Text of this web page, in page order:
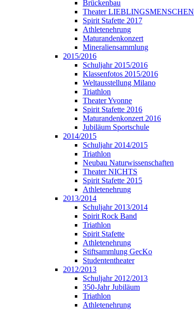
Brückenbau
Theater LIEBLINGSMENSCHEN
Spirit Stafette 2017
Athletenehrung
Maturandenkonzert
Mineraliensammlung
2015/2016
Schuljahr 2015/2016
Klassenfotos 2015/2016
Weltausstellung Milano
Triathlon
Theater Yvonne
Spirit Stafette 2016
Maturandenkonzert 2016
Jubiläum Sportschule
2014/2015
Schuljahr 2014/2015
Triathlon
Neubau Naturwissenschaften
Theater NICHTS
Spirit Stafette 2015
Athletenehrung
2013/2014
Schuljahr 2013/2014
Spirit Rock Band
Triathlon
Spirit Stafette
Athletenehrung
Stiftsammlung GecKo
Studententheater
2012/2013
Schuljahr 2012/2013
350-Jahr Jubiläum
Triathlon
Athletenehrung